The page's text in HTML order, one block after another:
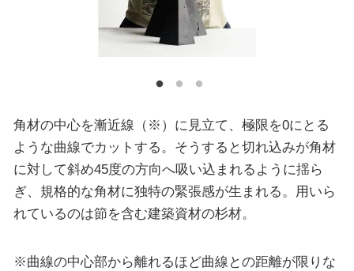
角材の中心を漸近線（※）に見立て、極限を0にとる
ような曲線でカットする。そうすると切れ込みが角材
に対して斜め45度の方向へ吸い込まれるように揺ら
ぎ、規格的な角材に独特の緊張感が生まれる。用いら
れているのは節を含む建築資材の杉材。
※曲線の中心部から離れるほど曲線との距離が限りな